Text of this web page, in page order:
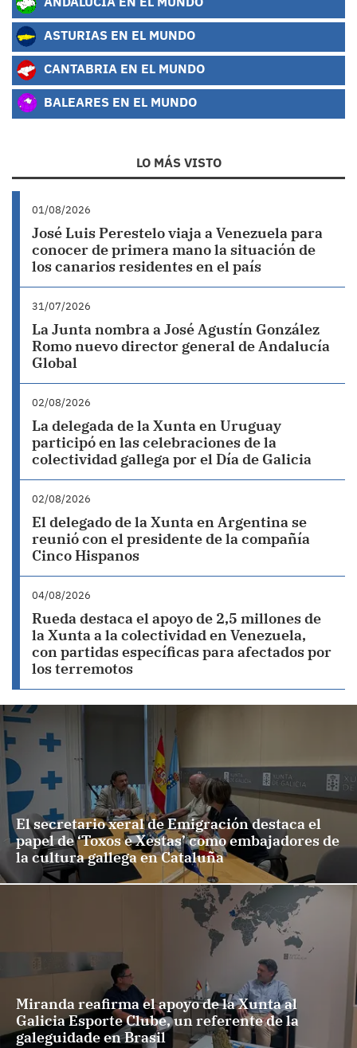
ASTURIAS EN EL MUNDO
CANTABRIA EN EL MUNDO
BALEARES EN EL MUNDO
LO MÁS VISTO
01/08/2026
José Luis Perestelo viaja a Venezuela para
conocer de primera mano la situación de
los canarios residentes en el país
31/07/2026
La Junta nombra a José Agustín González
Romo nuevo director general de Andalucía
Global
02/08/2026
La delegada de la Xunta en Uruguay
participó en las celebraciones de la
colectividad gallega por el Día de Galicia
02/08/2026
El delegado de la Xunta en Argentina se
reunió con el presidente de la compañía
Cinco Hispanos
04/08/2026
Rueda destaca el apoyo de 2,5 millones de
la Xunta a la colectividad en Venezuela,
con partidas específicas para afectados por
los terremotos
El secretario xeral de Emigración destaca el
papel de ‘Toxos e Xestas’ como embajadores de
la cultura gallega en Cataluña
Miranda reafirma el apoyo de la Xunta al
Galicia Esporte Clube, un referente de la
galeguidade en Brasil